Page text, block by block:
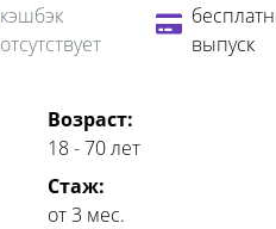
кэшбэк
отсутствует
выпуск
Возраст:
18 - 70 лет
Стаж:
от 3 мес.